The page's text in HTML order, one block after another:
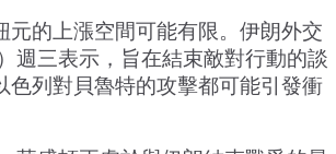
的上漲空間可能有限。伊朗外交
週三表示，旨在結束敵對行動的談
列對貝魯特的攻擊都可能引發衝